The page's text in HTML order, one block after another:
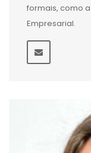
formais, como
Empresarial.